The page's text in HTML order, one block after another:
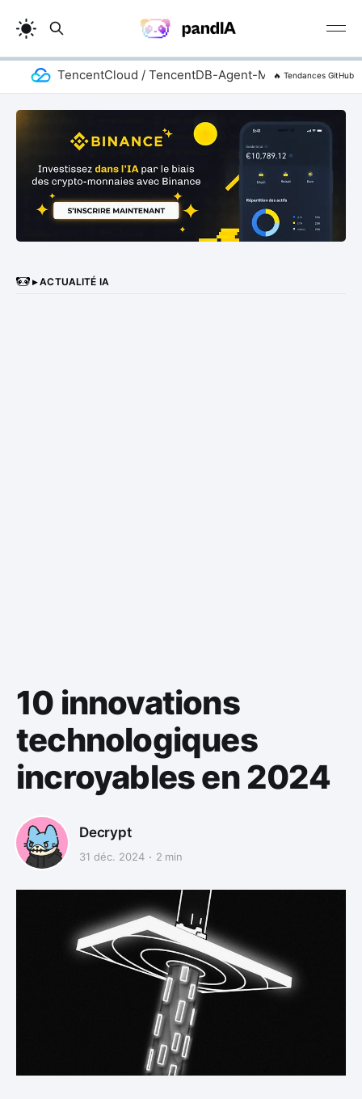
TencentCloud / TencentDB-Agent-Memory🔥 Tendances GitHub
▸ ACTUALITÉ IA
10 innovations
technologiques
incroyables en 2024
Decrypt
31 déc. 2024 2 min